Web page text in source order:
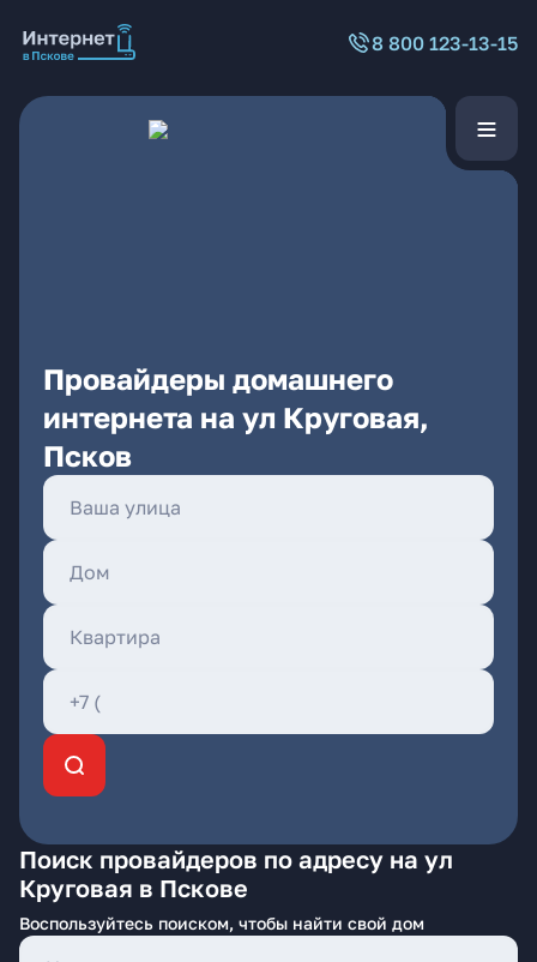
8 800 123-13-15
Провайдеры домашнего
интернета на ул Круговая,
Псков
Поиск провайдеров по адресу на ул
Круговая в Пскове
Воспользуйтесь поиском, чтобы найти свой дом